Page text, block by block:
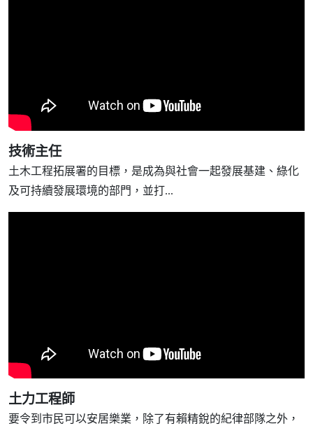
技術主任
土木工程拓展署的目標，是成為與社會一起發展基建、綠化
及可持續發展環境的部門，並打...
土力工程師
要令到市民可以安居樂業，除了有賴精銳的紀律部隊之外，